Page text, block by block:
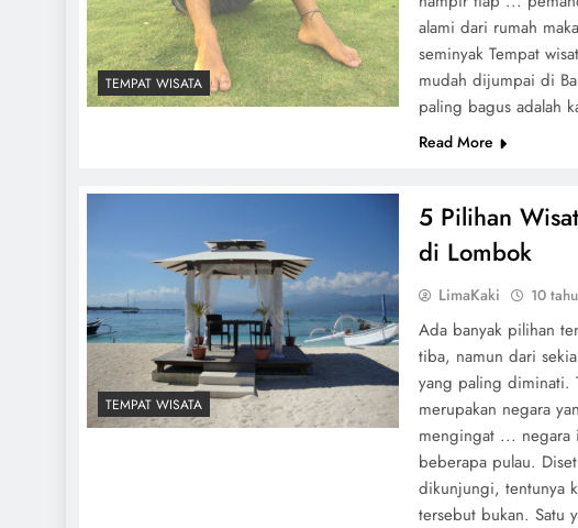
TEMPAT WISATA
alami dari rumah
seminyak Tempat
mudah dijumpai di
paling bagus adalah
Read More
TEMPAT WISATA
5 Pilihan
di Lombok
LimaKaki 10
Ada banyak pilihan
tiba, namun dari
yang paling diminati.
merupakan negara
mengingat ... negara
beberapa pulau.
dikunjungi, tentunya
tersebut bukan. Satu